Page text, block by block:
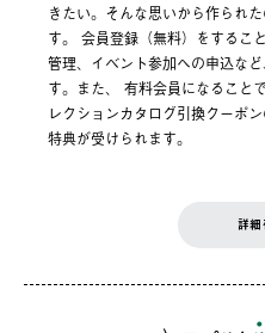
きたい。そんな思いから作られ
す。 会員登録（無料）をするこ
管理、イベント参加への申込な
す。また、 有料会員になること
レクションカタログ引換クーポ
特典が受けられます。
詳細